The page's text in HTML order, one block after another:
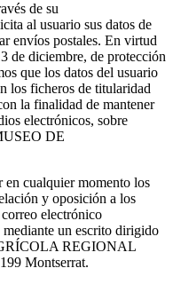
de su
al usuario sus datos de
envíos postales. En virtud
de diciembre, de protección
que los datos del usuario
los ficheros de titularidad
la finalidad de mantener
electrónicos, sobre
DE
en cualquier momento los
y oposición a los
electrónico
mediante un escrito dirigido
REGIONAL
Montserrat.